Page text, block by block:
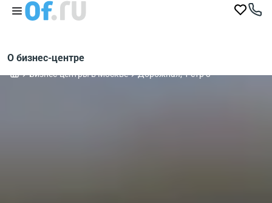
О бизнес-центре
Бизнес-центры в Москве Дорожная, 1 стр 3